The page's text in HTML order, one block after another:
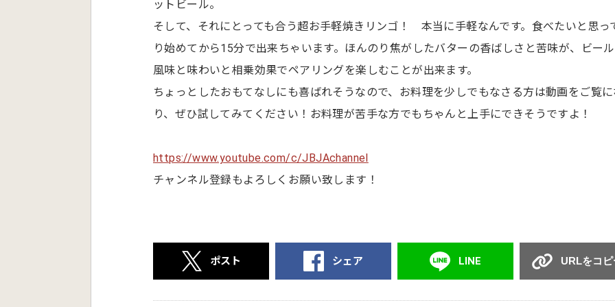
ットビール。
そして、それにとっても合う超お手軽焼きリンゴ！ 本当に手軽なんです。食べたいと思っ
り始めてから15分で出来ちゃいます。ほんのり焦がしたバターの香ばしさと苦味が、ビー
風味と味わいと相乗効果でペアリングを楽しむことが出来ます。
ちょっとしたおもてなしにも喜ばれそうなので、お料理を少しでもなさる方は動画をご覧に
り、ぜひ試してみてください！お料理が苦手な方でもちゃんと上手にできそうですよ！
https://www.youtube.com/c/JBJAchannel
チャンネル登録もよろしくお願い致します！
ポスト シェア LINE URLをコピ